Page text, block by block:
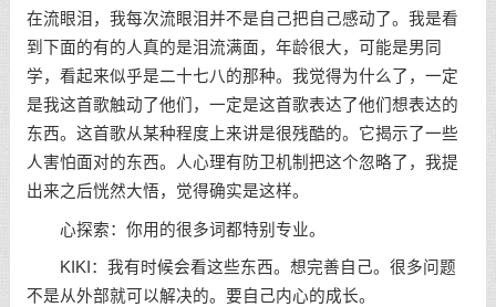
在流眼泪，我每次流眼泪并不是自己把自己感动了。我是看
到下面的有的人真的是泪流满面，年龄很大，可能是男同
学，看起来似乎是二十七八的那种。我觉得为什么了，一定
是我这首歌触动了他们，一定是这首歌表达了他们想表达的
东西。这首歌从某种程度上来讲是很残酷的。它揭示了一些
人害怕面对的东西。人心理有防卫机制把这个忽略了，我提
出来之后恍然大悟，觉得确实是这样。
心探索：你用的很多词都特别专业。
KIKI：我有时候会看这些东西。想完善自己。很多问题
不是从外部就可以解决的。要自己内心的成长。